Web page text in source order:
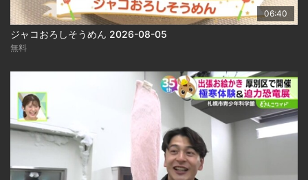
06:40
ジャコおろしそうめん 2026-08-05
無料